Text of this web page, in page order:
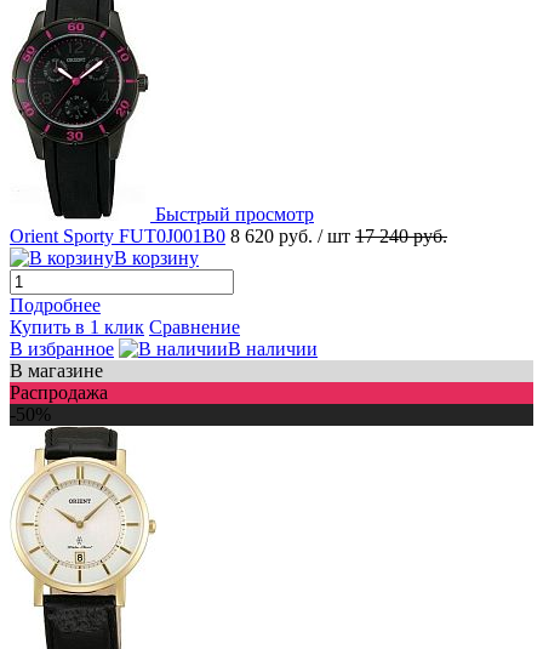
Быстрый просмотр
Orient Sporty FUT0J001B0 8 620 руб. / шт 17 240 руб.
В корзину
Подробнее
Купить в 1 клик Сравнение
В избранное
В наличии
В магазине
Распродажа
-50%